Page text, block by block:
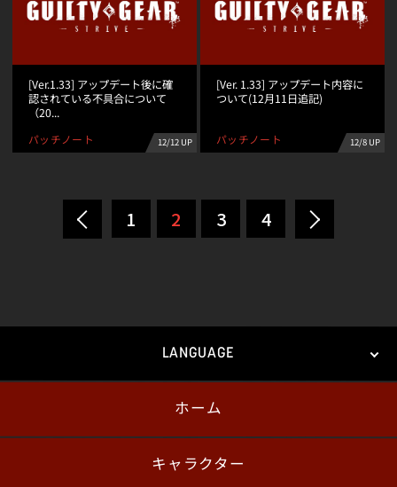
[Ver.1.33] アップデート後に確
認されている不具合について
（20...
パッチノート 12/12 UP
[Ver. 1.33] アップデート内容に
ついて(12月11日追記)
パッチノート 12/8 UP
1 2 3 4
LANGUAGE
English
ホーム
キャラクター